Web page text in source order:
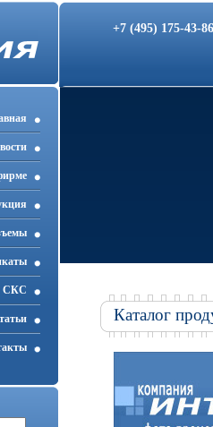
+7 (495) 175-43-
СКС
Каталог